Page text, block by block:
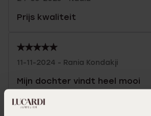
Prijs kwaliteit
11-11-2024 - Rania Kondakji
Mijn dochter vindt heel mooi